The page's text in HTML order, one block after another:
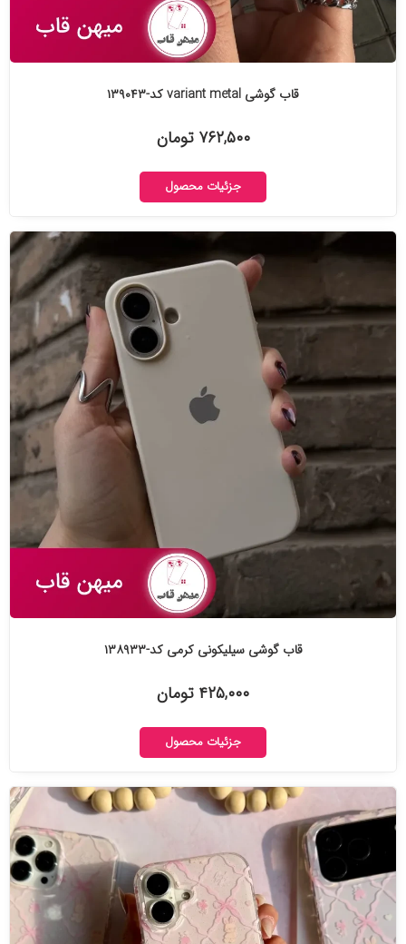
قاب گوشی variant metal کد-۱۳۹۰۴۳
۷۶۲,۵۰۰ تومان
جزئیات محصول
قاب گوشی سیلیکونی کرمی کد-۱۳۸۹۳۳
۴۲۵,۰۰۰ تومان
جزئیات محصول